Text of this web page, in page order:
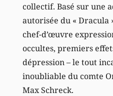
collectif. Basé sur une
autorisée du « Dracula
chef-d’œuvre
occultes, premiers
dépression – le tout
inoubliable du comte
Max Schreck.